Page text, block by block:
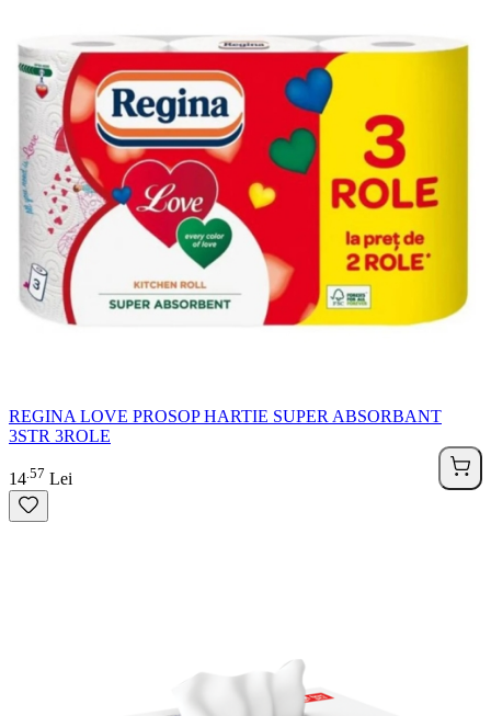
REGINA LOVE PROSOP HARTIE SUPER ABSORBANT
3STR 3ROLE
14 57 Lei